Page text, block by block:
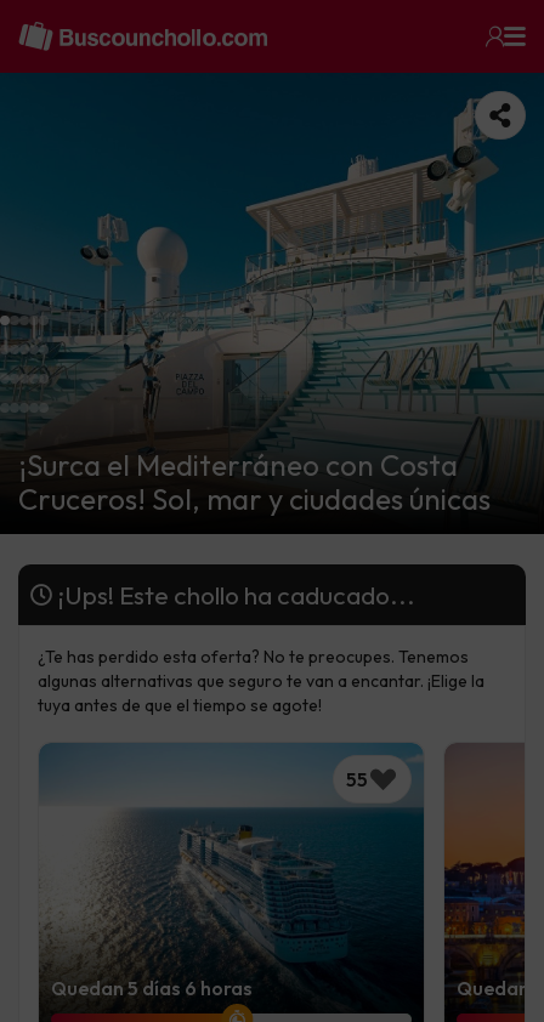
¡Surca el Mediterráneo con Costa
Cruceros! Sol, mar y ciudades únicas
¡Ups! Este chollo ha caducado...
¿Te has perdido esta oferta? No te preocupes. Tenemos
algunas alternativas que seguro te van a encantar. ¡Elige la
tuya antes de que el tiempo se agote!
55
Quedan 5 días 6 horas Quedan